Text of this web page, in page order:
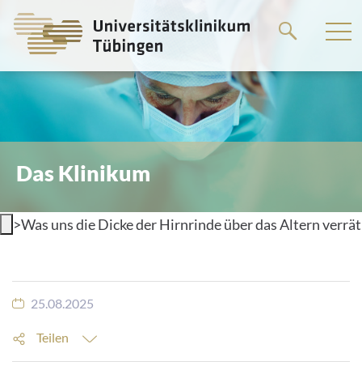
zum
Das Klinikum
>Was uns die Dicke der Hirnrinde über das Altern verrät
25.08.2025
Teilen